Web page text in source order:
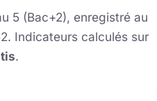
5 (Bac+2), enregistré au
Indicateurs calculés sur
.